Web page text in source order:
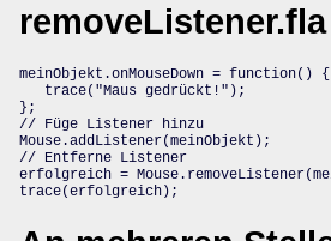
removeListener.fla
meinObjekt.onMouseDown = function() {
   trace("Maus gedrückt!");
};
// Füge Listener hinzu
Mouse.addListener(meinObjekt);
// Entferne Listener
erfolgreich =
trace(erfolgreich);